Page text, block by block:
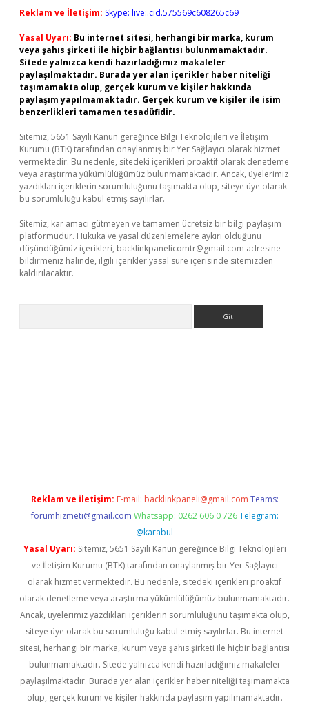
Reklam ve İletişim: Skype: live:.cid.575569c608265c69
Yasal Uyarı: Bu internet sitesi, herhangi bir marka, kurum
veya şahıs şirketi ile hiçbir bağlantısı bulunmamaktadır.
Sitede yalnızca kendi hazırladığımız makaleler
paylaşılmaktadır. Burada yer alan içerikler haber niteliği
taşımamakta olup, gerçek kurum ve kişiler hakkında
paylaşım yapılmamaktadır. Gerçek kurum ve kişiler ile isim
benzerlikleri tamamen tesadüfidir.
Sitemiz, 5651 Sayılı Kanun gereğince Bilgi Teknolojileri ve İletişim
Kurumu (BTK) tarafından onaylanmış bir Yer Sağlayıcı olarak hizmet
vermektedir. Bu nedenle, sitedeki içerikleri proaktif olarak denetleme
veya araştırma yükümlülüğümüz bulunmamaktadır. Ancak, üyelerimiz
yazdıkları içeriklerin sorumluluğunu taşımakta olup, siteye üye olarak
bu sorumluluğu kabul etmiş sayılırlar.
Sitemiz, kar amacı gütmeyen ve tamamen ücretsiz bir bilgi paylaşım
platformudur. Hukuka ve yasal düzenlemelere aykırı olduğunu
düşündüğünüz içerikleri, backlinkpanelicomtr@gmail.com adresine
bildirmeniz halinde, ilgili içerikler yasal süre içerisinde sitemizden
kaldırılacaktır.
Reklam ve İletişim: E-mail: backlinkpaneli@gmail.com Teams:
forumhizmeti@gmail.com Whatsapp: 0262 606 0 726 Telegram:
@karabul
Yasal Uyarı: Sitemiz, 5651 Sayılı Kanun gereğince Bilgi Teknolojileri
ve İletişim Kurumu (BTK) tarafından onaylanmış bir Yer Sağlayıcı
olarak hizmet vermektedir. Bu nedenle, sitedeki içerikleri proaktif
olarak denetleme veya araştırma yükümlülüğümüz bulunmamaktadır.
Ancak, üyelerimiz yazdıkları içeriklerin sorumluluğunu taşımakta olup,
siteye üye olarak bu sorumluluğu kabul etmiş sayılırlar. Bu internet
sitesi, herhangi bir marka, kurum veya şahıs şirketi ile hiçbir bağlantısı
bulunmamaktadır. Sitede yalnızca kendi hazırladığımız makaleler
paylaşılmaktadır. Burada yer alan içerikler haber niteliği taşımamakta
olup, gerçek kurum ve kişiler hakkında paylaşım yapılmamaktadır.